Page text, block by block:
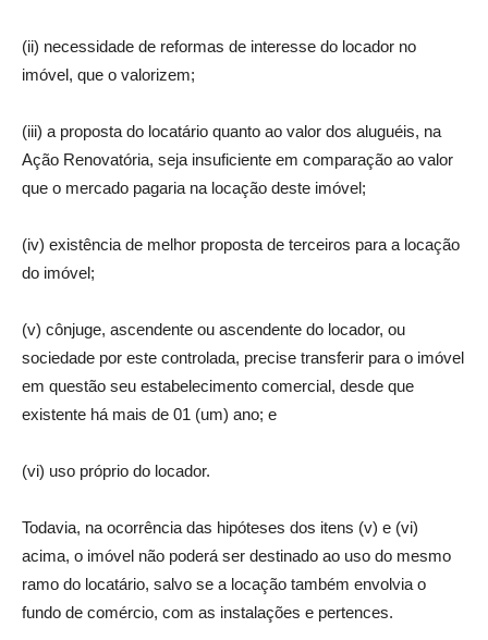
(ii) necessidade de reformas de interesse do locador no
imóvel, que o valorizem;
(iii) a proposta do locatário quanto ao valor dos aluguéis, na
Ação Renovatória, seja insuficiente em comparação ao valor
que o mercado pagaria na locação deste imóvel;
(iv) existência de melhor proposta de terceiros para a locação
do imóvel;
(v) cônjuge, ascendente ou ascendente do locador, ou
sociedade por este controlada, precise transferir para o imóvel
em questão seu estabelecimento comercial, desde que
existente há mais de 01 (um) ano; e
(vi) uso próprio do locador.
Todavia, na ocorrência das hipóteses dos itens (v) e (vi)
acima, o imóvel não poderá ser destinado ao uso do mesmo
ramo do locatário, salvo se a locação também envolvia o
fundo de comércio, com as instalações e pertences.